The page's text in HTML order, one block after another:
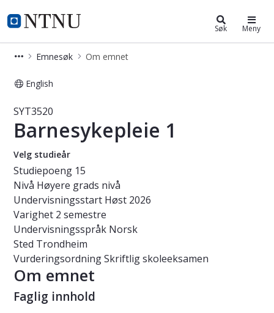
NTNU Hjemmeside
Studier Søk Meny
Emnesøk Om emnet
English
Emne - Barnesykepleie 1 - SYT3520
SYT3520
Barnesykepleie 1
Velg studieår
Studiepoeng 15
Nivå Høyere grads nivå
Undervisningsstart Høst 2026
Varighet 2 semestre
Undervisningsspråk Norsk
Sted Trondheim
VurderingsordningSkriftlig skoleeksamen
Om emnet
Faglig innhold